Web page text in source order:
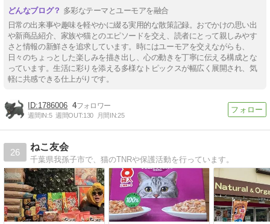
多彩なテーマとユーモアを融合
日常の出来事や趣味を軽やかに綴る実用的な散策記録。おでかけの思い出
や新商品紹介、家族や猫とのエピソードを交え、読者にとって親しみやす
さと情報の新鮮さを追求しています。時にはユーモアを交えながらも、
日々のちょっとした楽しみを描き出し、心の動きを丁寧に伝える構成とな
っています。生活に彩りを添える多様なトピックスが幅広く展開され、気
軽に共感できる仕上がりです。
1786006 4
週間IN:5 週間OUT:130 月間IN:25
26
ねこ友会
千葉県我孫子市で、猫のTNRや保護活動を行っています。